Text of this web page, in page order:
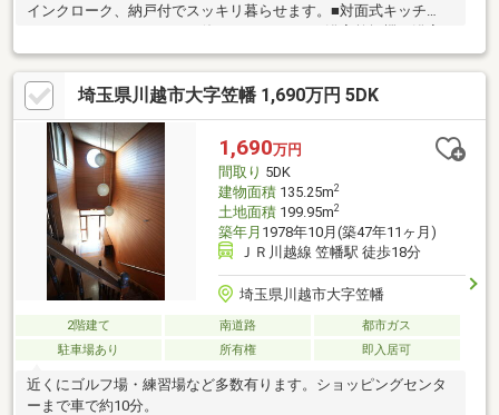
インクローク、納戸付でスッキリ暮らせます。■対面式キッチ
暖房付でバスタイムを快適に過ごせます。■EV車充電設備で安心
快適なカーライフ。■宅配ボックスがあり充実した共用施設。■Ｔ
Ｖモニタ付インターホン、ダブルロックドアで安心です。■LDK15
畳以上。■即入居可。お客様一人一人に合わせたライフプランの
ご提案をさせていただきます。資金計画、住宅ローン等について
もお気軽にご相談ください。お問い合わせ、お待ちしておりま
す。
埼玉県川越市大字笠幡 1,690万円 5DK
1,690万円
間取り 5DK
建物面積135.25m2
土地面積199.95m2
築年月 1978年10月(築47年11ヶ月)
ＪＲ川越線 笠幡駅 徒歩18分
埼玉県川越市大字笠幡
2階建て 南道路
都市ガス
駐車場あり
所有権 即入居可
近くにゴルフ場・練習場など多数有ります。ショッピングセンタ
ーまで車で約10分。